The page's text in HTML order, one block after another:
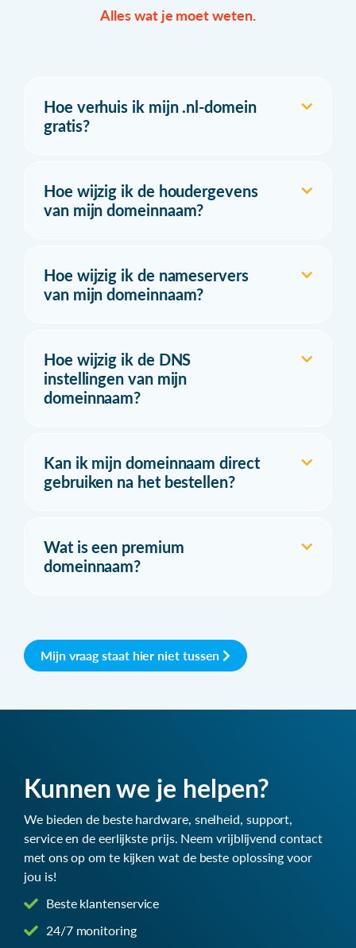
Alles wat je moet weten.
Hoe verhuis ik mijn .nl-domein
gratis?
Hoe wijzig ik de houdergevens
van mijn domeinnaam?
Hoe wijzig ik de nameservers
van mijn domeinnaam?
Hoe wijzig ik de DNS
instellingen van mijn
domeinnaam?
Kan ik mijn domeinnaam direct
gebruiken na het bestellen?
Wat is een premium
domeinnaam?
Mijn vraag staat hier niet tussen
Kunnen we je helpen?
We bieden de beste hardware, snelheid, support,
service en de eerlijkste prijs. Neem vrijblijvend contact
met ons op om te kijken wat de beste oplossing voor
jou is!
Beste klantenservice
24/7 monitoring